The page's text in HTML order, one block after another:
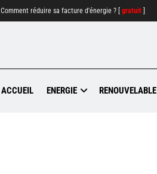
Comment réduire sa facture d'énergie ? [ gratuit
ACCUEIL ENERGIE RENOUVELABLE